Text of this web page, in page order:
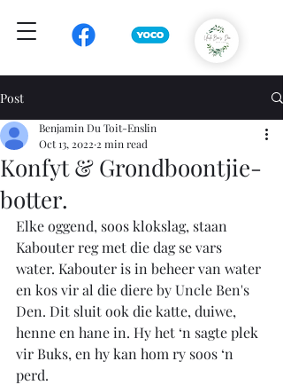
Post
Konfyt & Grondboontjie-
botter.
Benjamin Du Toit-Enslin
Oct 13, 2022 2 min read
Elke oggend, soos klokslag, staan
Kabouter reg met die dag se vars
water. Kabouter is in beheer van water
en kos vir al die diere by Uncle Ben's
Den. Dit sluit ook die katte, duiwe,
henne en hane in. Hy het ‘n sagte plek
vir Buks, en hy kan hom ry soos ‘n
perd.